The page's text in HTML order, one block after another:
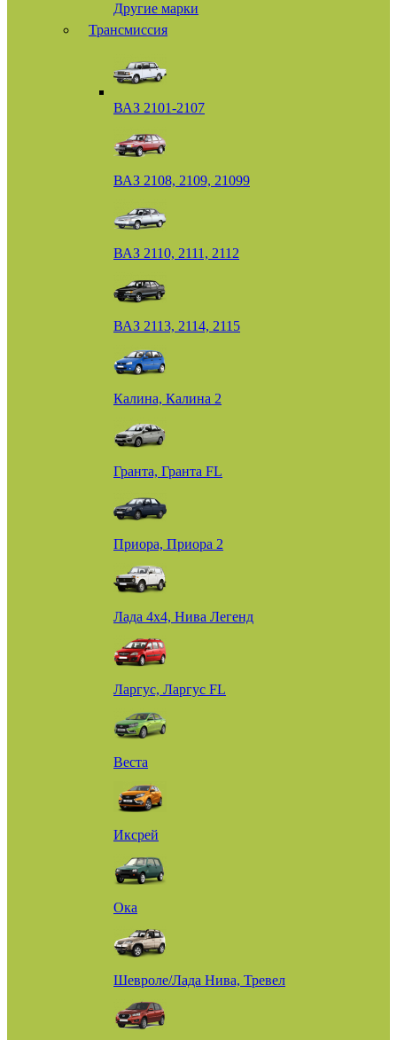
Другие марки
Трансмиссия
ВАЗ 2101-2107
ВАЗ 2108, 2109, 21099
ВАЗ 2110, 2111, 2112
ВАЗ 2113, 2114, 2115
Калина, Калина 2
Гранта, Гранта FL
Приора, Приора 2
Лада 4х4, Нива Легенд
Ларгус, Ларгус FL
Веста
Иксрей
Ока
Шевроле/Лада Нива, Тревел